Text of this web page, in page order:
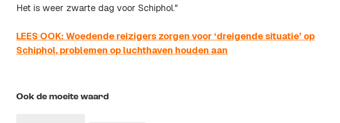
Het is weer zwarte dag voor Schiphol."
LEES OOK: Woedende reizigers zorgen voor ‘dreigende situatie’ op
Schiphol, problemen op luchthaven houden aan
Ook de moeite waard